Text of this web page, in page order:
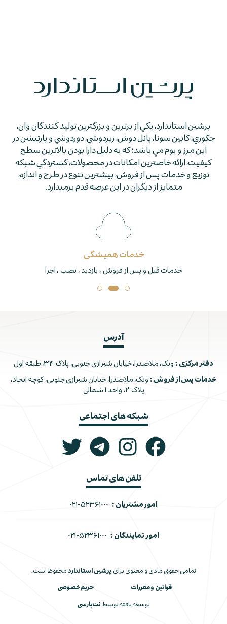
پرشين استاندارد، يكي از برترين و بزرگترين توليد كنندگان وان،
جكوزي، كابين سونا، پانل دوش، زيردوشي، دوردوشي و پارتيشن در
اين مرز و بوم مي باشد؛ كه به دليل دارا بودن بالاترين سطح
كيفيت، ارائه خاصترين امكانات در محصولات، گستردگي شبكه
توزيع و خدمات پس از فروش، بيشترين تنوع در طرح و اندازه،
متمايز از ديگران در اين عرصه قدم برمي­دارد.
برند برتر
تنها دارنده نشان استاندارد جکوزی و دوردوشی در ایران
آدرس
دفتر مرکزی : ونک، ملاصدرا، خیابان شیرازی جنوبی، پلاک ۳۴، طبقه اول
خدمات پس از فروش : ونک، ملاصدرا، خیابان شیرازی جنوبی، کوچه اتحاد،
پلاک ۲، واحد ۱ شمالی
شبکه های اجتماعی
تلفن های تماس
امور مشتریان : ۰۲۱-۵۲۳۶۱۰۰۰
امور نمایندگان : ۰۲۱-۵۲۳۶۱۰۰۰
تمامی حقوق مادی و معنوی برای پرشین استاندارد محفوظ است.
قوانین و مقررات حریم خصوصی
توسعه یافته توسط نت‌پارسی